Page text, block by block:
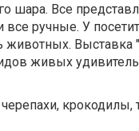
шара. Все
ручные. У
животных.
живых
крокодилы,